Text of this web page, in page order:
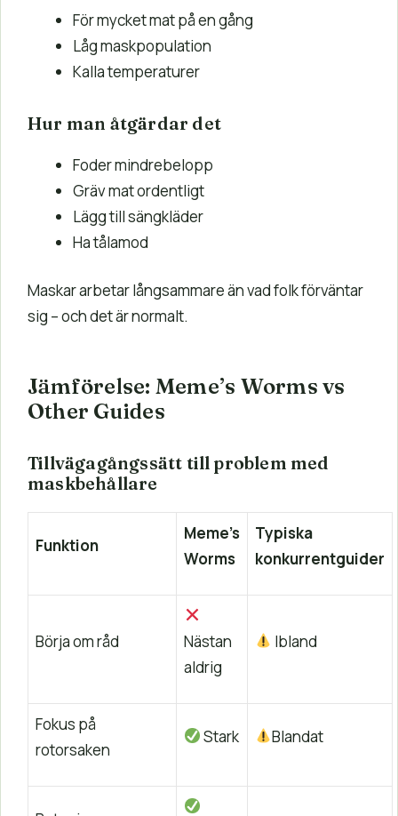
För mycket mat på en gång
Låg maskpopulation
Kalla temperaturer
Hur man åtgärdar det
Foder mindrebelopp
Gräv mat ordentligt
Lägg till sängkläder
Ha tålamod
Maskar arbetar långsammare än vad folk förväntar
sig – och det är normalt.
Jämförelse: Meme’s Worms vs
Other Guides
Tillvägagångssätt till problem med
maskbehållare
Funktion
Meme’s
Worms
Typiska
konkurrentguider
Börja om råd
Nästan
aldrig
Ibland
Fokus på
rotorsaken
Stark Blandat